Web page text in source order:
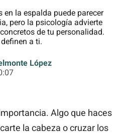
en la espalda puede parecer
pero la psicología advierte
de tu personalidad.
a ti.
López
Algo que haces
la cabeza o cruzar los